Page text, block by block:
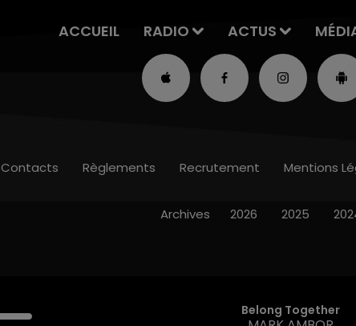
ACCUEIL RADIO ACTUS
Belong Together
Contacts Règlements Recrutement Mentions
Archives 2026 2025